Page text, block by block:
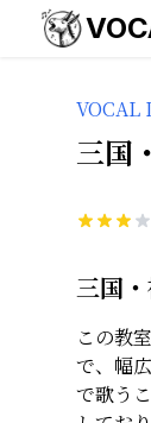
VOCAL
三国
三国
この教
で、幅
で歌う